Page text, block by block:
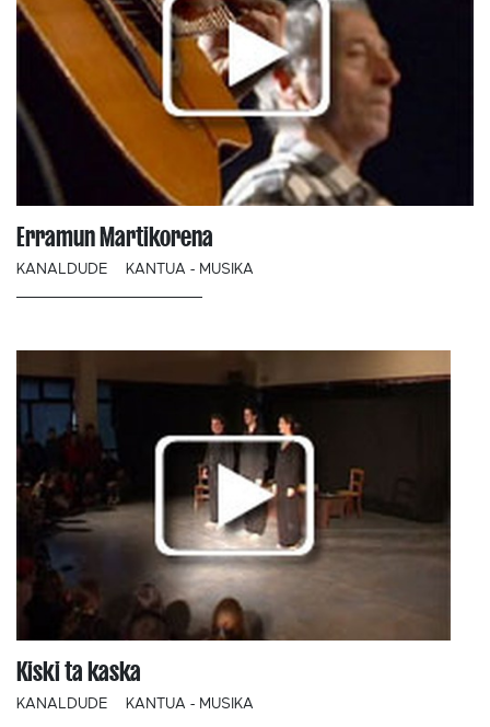
Erramun Martikorena
KANALDUDE KANTUA - MUSIKA
Kiski ta kaska
KANALDUDE KANTUA - MUSIKA